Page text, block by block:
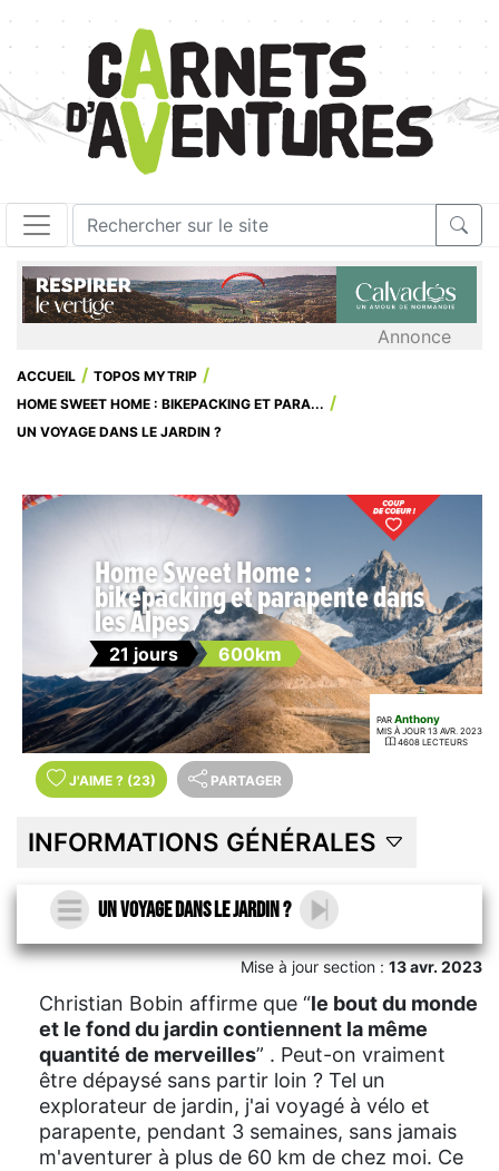
Annonce
ACCUEIL
TOPOS MYTRIP
HOME SWEET HOME : BIKEPACKING ET PARA...
UN VOYAGE DANS LE JARDIN ?
Home Sweet Home :
bikepacking et parapente dans
les Alpes
21 jours 600km
PAR Anthony
MIS À JOUR 13 AVR. 2023
4608 LECTEURS
J'AIME ? (23) PARTAGER
INFORMATIONS GÉNÉRALES
Un voyage dans le jardin ?
Mise à jour section :13 avr. 2023
Christian Bobin affirme que “le bout du monde
et le fond du jardin contiennent la même
quantité de merveilles” . Peut-on vraiment
être dépaysé sans partir loin ? Tel un
explorateur de jardin, j'ai voyagé à vélo et
parapente, pendant 3 semaines, sans jamais
m'aventurer à plus de 60 km de chez moi. Ce